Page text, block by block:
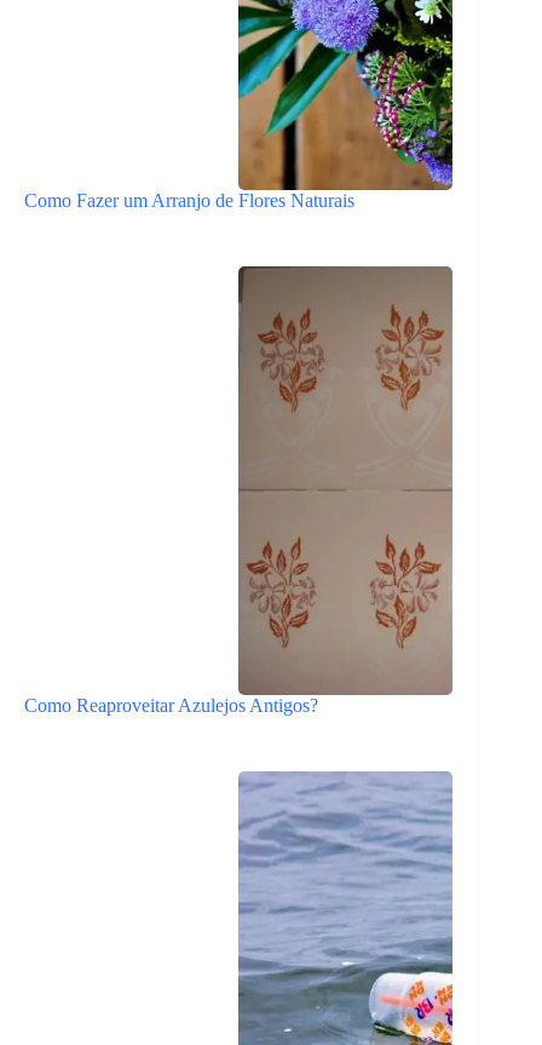
Como Fazer um Arranjo de Flores Naturais
Como Reaproveitar Azulejos Antigos?